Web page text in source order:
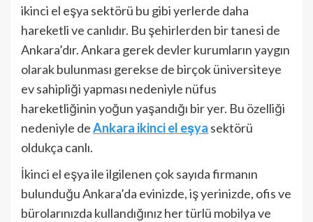
ikinci el eşya sektörü bu gibi yerlerde daha
hareketli ve canlıdır. Bu şehirlerden bir tanesi de
Ankara’dır. Ankara gerek devler kurumların yaygın
olarak bulunması gerekse de birçok üniversiteye
ev sahipliği yapması nedeniyle nüfus
hareketliğinin yoğun yaşandığı bir yer. Bu özelliği
nedeniyle deAnkara ikinci el eşya sektörü
oldukça canlı.
İkinci el eşya ile ilgilenen çok sayıda firmanın
bulunduğu Ankara’da evinizde, iş yerinizde, ofis ve
bürolarınızda kullandığınız her türlü mobilya ve